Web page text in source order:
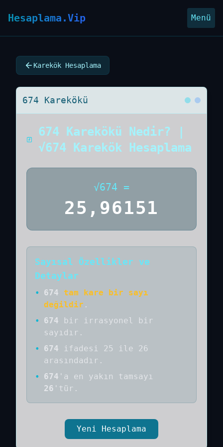
Hesaplama.Vip Menü
Karekök Hesaplama
674 Karekökü
674 Karekökü Nedir? |
√674 Karekök Hesaplama
√674 =
25,96151
Sayısal Özellikler ve
Detaylar
• 674
tam kare bir sayı
değildir .
•
674 bir
irrasyonel bir
sayıdır .
•
674
ifadesi 25 ile 26
arasındadır.
•
674 'a en yakın tamsayı
26 'tür.
Yeni Hesaplama